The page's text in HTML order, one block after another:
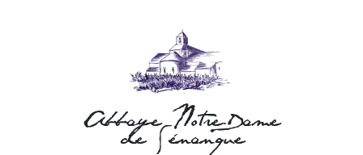
Abbaye Notre-Dame
de Sénanque